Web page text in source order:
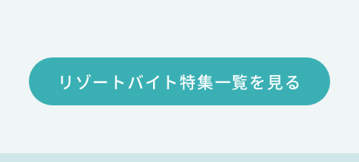
リゾートバイト特集一覧を見る